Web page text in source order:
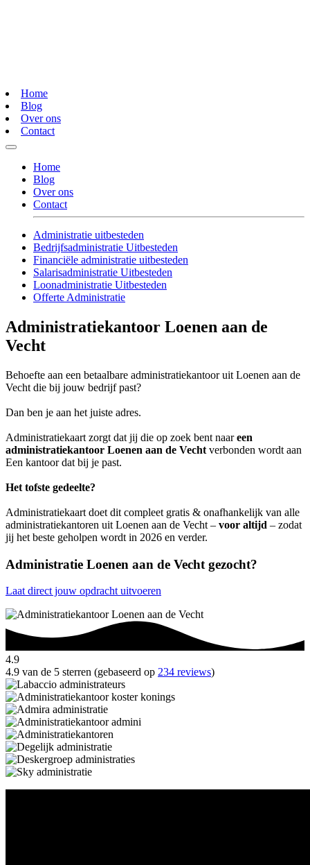
Home
Blog
Over ons
Contact
Home
Blog
Over ons
Contact
Administratie uitbesteden
Bedrijfsadministratie Uitbesteden
Financiële administratie uitbesteden
Salarisadministratie Uitbesteden
Loonadministratie Uitbesteden
Offerte Administratie
Administratiekantoor Loenen aan de
Vecht
Behoefte aan een betaalbare administratiekantoor uit Loenen aan de
Vecht die bij jouw bedrijf past?
Dan ben je aan het juiste adres.
Administratiekaart zorgt dat jij die op zoek bent naareen
administratiekantoor Loenen aan de Vecht verbonden wordt aan
Een kantoor dat bij je past.
Het tofste gedeelte?
Administratiekaart doet dit compleet gratis & onafhankelijk van alle
administratiekantoren uit Loenen aan de Vecht – voor altijd – zodat
jij het beste geholpen wordt in 2026 en verder.
Administratie Loenen aan de Vecht gezocht?
Laat direct jouw opdracht uitvoeren
4.9
4.9 van de 5 sterren (gebaseerd op 234 reviews)